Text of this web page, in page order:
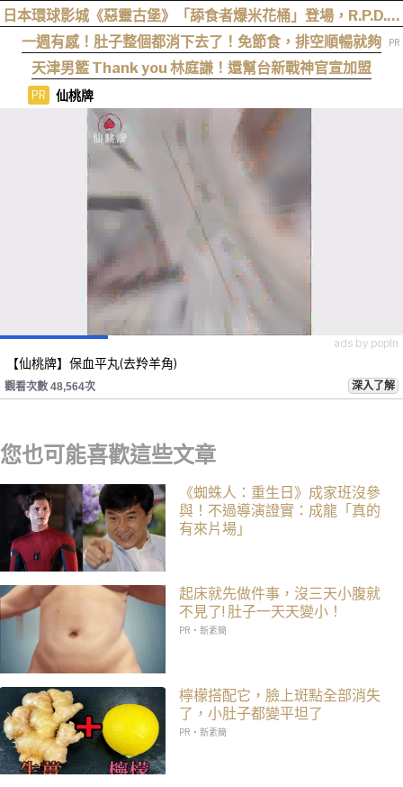
資訊釋出
日本環球影城《惡靈古堡》「舔食者爆米花桶」登場，R.P.D.制
服周邊同步公開
一週有感！肚子整個都消下去了！免節食，排空順暢就夠
天津男籃 Thank you 林庭謙！還幫台新戰神官宣加盟
PR 仙桃牌
ads by popIn
【仙桃牌】保血平丸(去羚羊角)
觀看次數 48,564次 深入了解
您也可能喜歡這些文章
《蜘蛛人：重生日》成家班沒參
與！不過導演證實：成龍「真的
有來片場」
起床就先做件事，沒三天小腹就
不見了! 肚子一天天變小！
PR・新素簡
檸檬搭配它，臉上斑點全部消失
了，小肚子都變平坦了
PR・新素簡